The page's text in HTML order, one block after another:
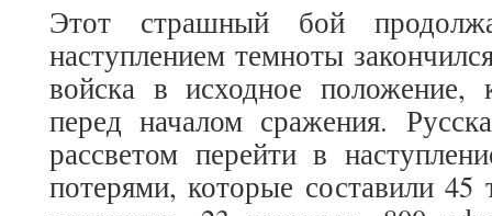
Этот страшный бой
наступлением темноты
войска в исходное положение,
перед началом сражения.
рассветом перейти в
потерями, которые составили